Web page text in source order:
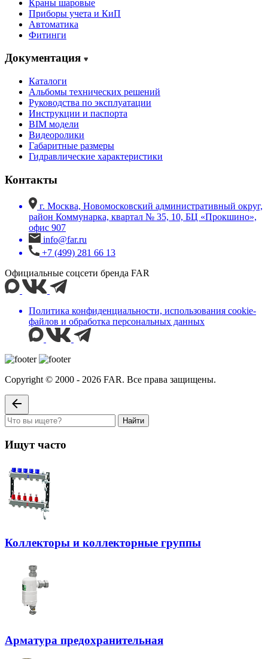
Краны шаровые
Приборы учета и КиП
Автоматика
Фитинги
Документация
Каталоги
Альбомы технических решений
Руководства по эксплуатации
Инструкции и паспорта
BIM модели
Видеоролики
Габаритные размеры
Гидравлические характеристики
Контакты
г. Москва, Новомосковский административный округ,
район Коммунарка, квартал № 35, 10, БЦ «Прокшино»,
офис 907
info@far.ru
+7 (499) 281 66 13
Официальные соцсети бренда FAR
Политика конфиденциальности, использования сookie-
файлов и обработка персональных данных
Copyright © 2000 - 2026 FAR. Все права защищены.
Найти
Ищут часто
Коллекторы и коллекторные группы
Арматура предохранительная